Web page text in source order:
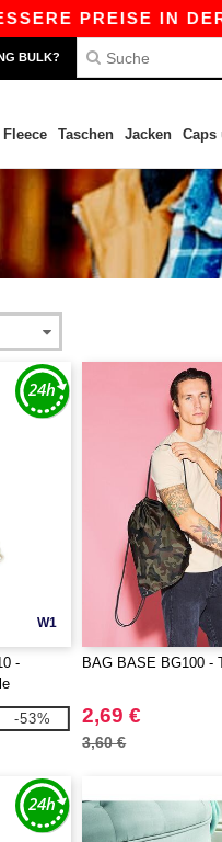
PREISE IN DER
BULK?
Taschen Jacken Caps
W1
-
-53%
BAG BASE BG100 -
2,69 €
3,60 €